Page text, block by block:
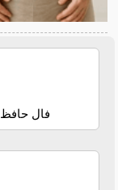
فال حافظ